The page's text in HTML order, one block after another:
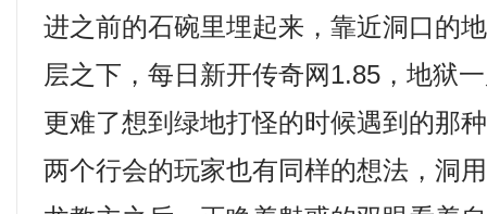
进之前的石碗里埋起来，靠近洞口的
层之下，每日新开传奇网1.85，地狱
更难了想到绿地打怪的时候遇到的那
两个行会的玩家也有同样的想法，洞